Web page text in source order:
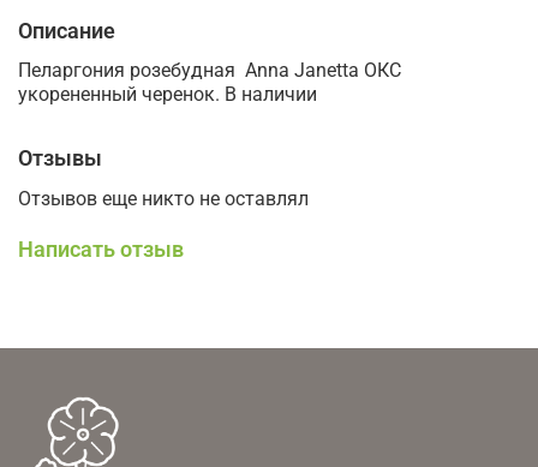
Описание
Пеларгония розебудная Anna Janetta ОКС
укорененный черенок. В наличии
Отзывы
Отзывов еще никто не оставлял
Написать отзыв